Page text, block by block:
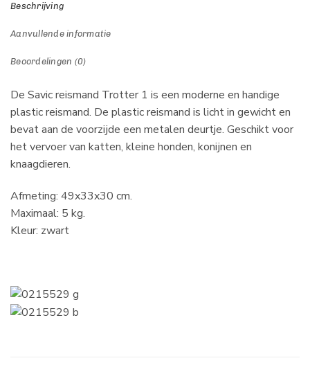
Beschrijving
Aanvullende informatie
Beoordelingen (0)
De Savic reismand Trotter 1 is een moderne en handige
plastic reismand. De plastic reismand is licht in gewicht en
bevat aan de voorzijde een metalen deurtje. Geschikt voor
het vervoer van katten, kleine honden, konijnen en
knaagdieren.
Afmeting: 49x33x30 cm.
Maximaal: 5 kg.
Kleur: zwart